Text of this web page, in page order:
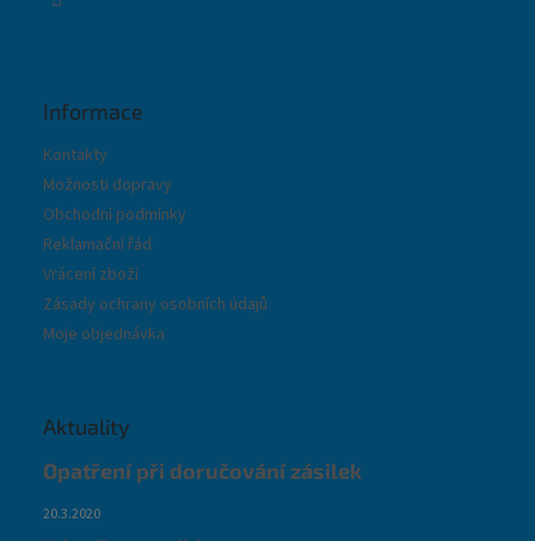
Informace
Kontakty
Možnosti dopravy
Obchodní podmínky
Reklamační řád
Vrácení zboží
Zásady ochrany osobních údajů
Moje objednávka
Aktuality
Opatření při doručování zásilek
20.3.2020